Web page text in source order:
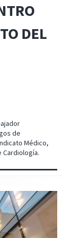
DEL
de
Médico,
Cardiología.